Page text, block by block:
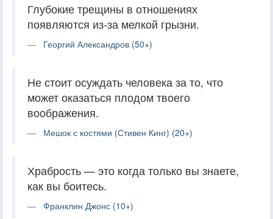
Глубокие трещины в отношениях
появляются из-за мелкой грызни.
Георгий Александров (50+)
Не стоит осуждать человека за то, что
может оказаться плодом твоего
воображения.
Мешок с костями (Стивен Кинг) (20+)
Храбрость — это когда только вы знаете,
как вы боитесь.
Франклин Джонс (10+)